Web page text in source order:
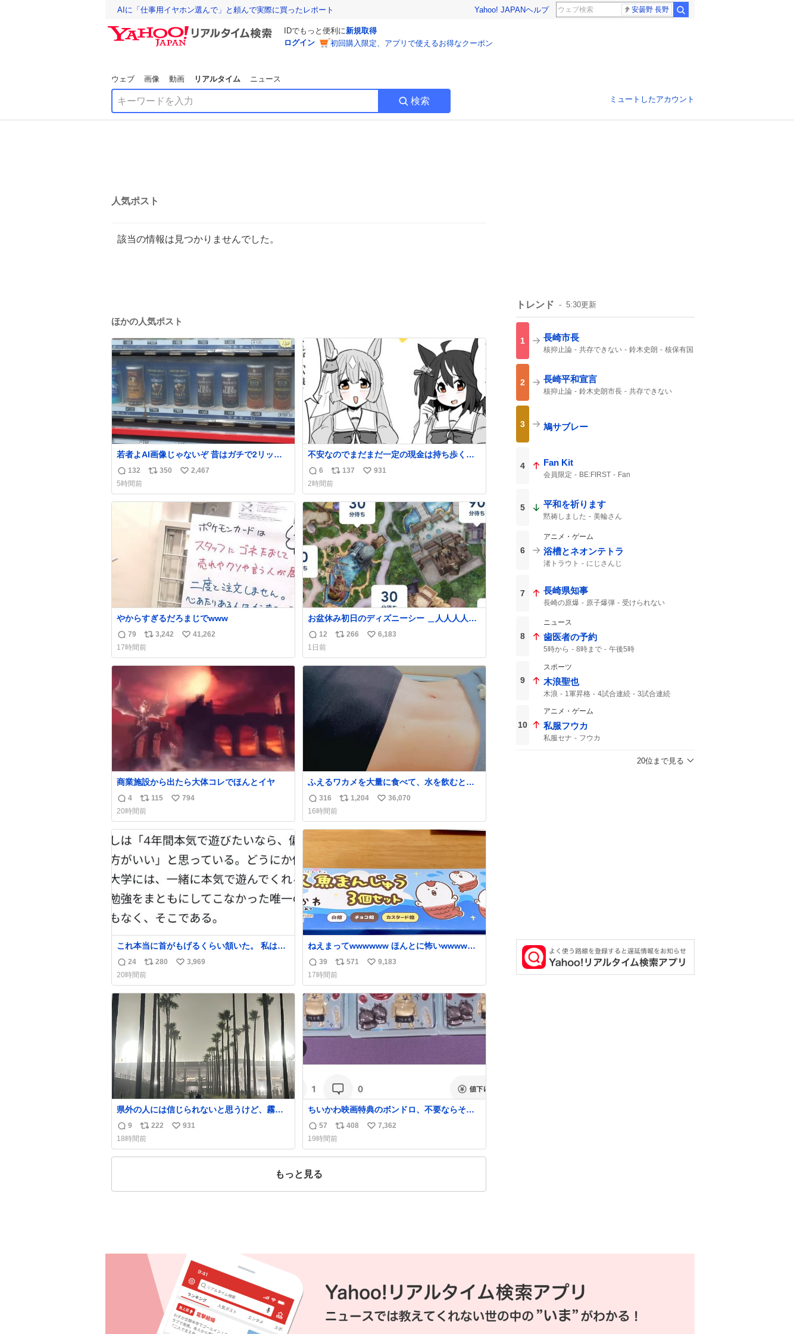
AIに「仕事用イヤホン選んで」と頼んで実際に買ったレポート Yahoo! JAPANヘルプ 安曇野 長野
IDでもっと便利に新規取得
ログイン
初回購入限定、アプリで使えるお得なクーポン
ウェブ 画像 動画 リアルタイム ニュース
検索 ミュートしたアカウント
人気ポスト
該当の情報は見つかりませんでした。
ほかの人気ポスト
若者よAI画像じゃないぞ 昔はガチで2リット
ル売ってたんやでw
返
信
数
132
リ
ス
350
い
ね
数
2,467
5時間前
不安なのでまだまだ一定の現金は持ち歩く派
です。 #ウマ娘
返
信
数
6
リ
ポ
ス
ト
数
137
い
ね
数
931
2時間前
やからすぎるだろまじでwww
返
信
数
79
リ
ポ
ス
数
3,242
い
ね
数
41,262
17時間前
お盆休み初日のディズニーシー ＿人人人人人
返
信
数
12
リ
ス
266
い
ね
6,183
1日前
商業施設から出たら大体コレでほんとイヤ
返
信
数
4
リ
ポ
ス
ト
数
115
い
ね
数
794
20時間前
ふえるワカメを大量に食べて、水を飲むとお
なかは膨らむ・・・・！？ ⚠️よい子は絶対マ
ネしないでね⚠️ #夏休みの自由研究
返
信
数
316
リ
ス
1,204
い
ね
36,070
16時間前
これ本当に首がもげるくらい頷いた。 私は入
学前に送られてきた、大学のサークル紹介冊
子を見た時点で終わりを感じたので、女子大
でもないくせに偏差値の高い大学のインカレ
サークルに突撃して所属するという奇行で事
なきを得た。 高偏差値に行けないならせめて
それくらいした方が予後がいいです。
https://t.co/9nMHIrETkw
返
信
数
24
リ
ポ
ス
ト
数
280
い
ね
数
3,969
20時間前
ねえまってwwwwww ほんとに怖いwwwww
人魚まんじゅう買ってきたから私も永遠のい
のちを…ぐへへ…と思いながら1つ食べたら
奥歯欠けたんだけど！！！！？？？ しかもガ
ッツリ😭 まんじゅうだよ？？？？？？ ガリッ
て言ったから何？と思って口から出したら自
分の歯wwwwww セイレーンの呪いじゃん😭
返
信
数
39
リ
ポ
ス
ト
数
571
い
ね
数
9,183
17時間前
県外の人には信じられないと思うけど、霧じ
ゃなくて火山灰です🌋 #桜島
返
信
数
9
リ
ポ
ス
222
い
ね
931
18時間前
ちいかわ映画特典のボンドロ、不要ならその
場で受け取り辞退すれば良いのに白々しい
返
信
数
57
リ
ポ
ス
408
い
ね
7,362
19時間前
もっと見る
トレンド 5:30更新
1 長崎市長
核抑止論 共存できない 鈴木史朗
核保有国
2 長崎平和宣言
核抑止論 鈴木史朗市長
共存できない
3 鳩サブレー
4 Fan Kit
会員限定 BE:FIRST Fan
5 平和を祈ります
黙祷しました 美輪さん
6
アニメ・ゲーム
浴槽とネオンテトラ
渚トラウト にじさんじ
7 長崎県知事
長崎の原爆 原子爆弾
受けられない
8
ニュース
歯医者の予約
5時から 8時まで 午後5時
9
スポーツ
木浪聖也
木浪 1軍昇格 4試合連続 3試合連続
10
アニメ・ゲーム
私服フウカ
私服セナ フウカ
20位まで見る